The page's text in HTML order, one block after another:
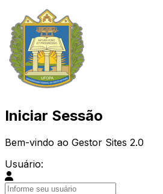
Iniciar Sessão
Bem-vindo ao Gestor Sites 2.0
Usuário: